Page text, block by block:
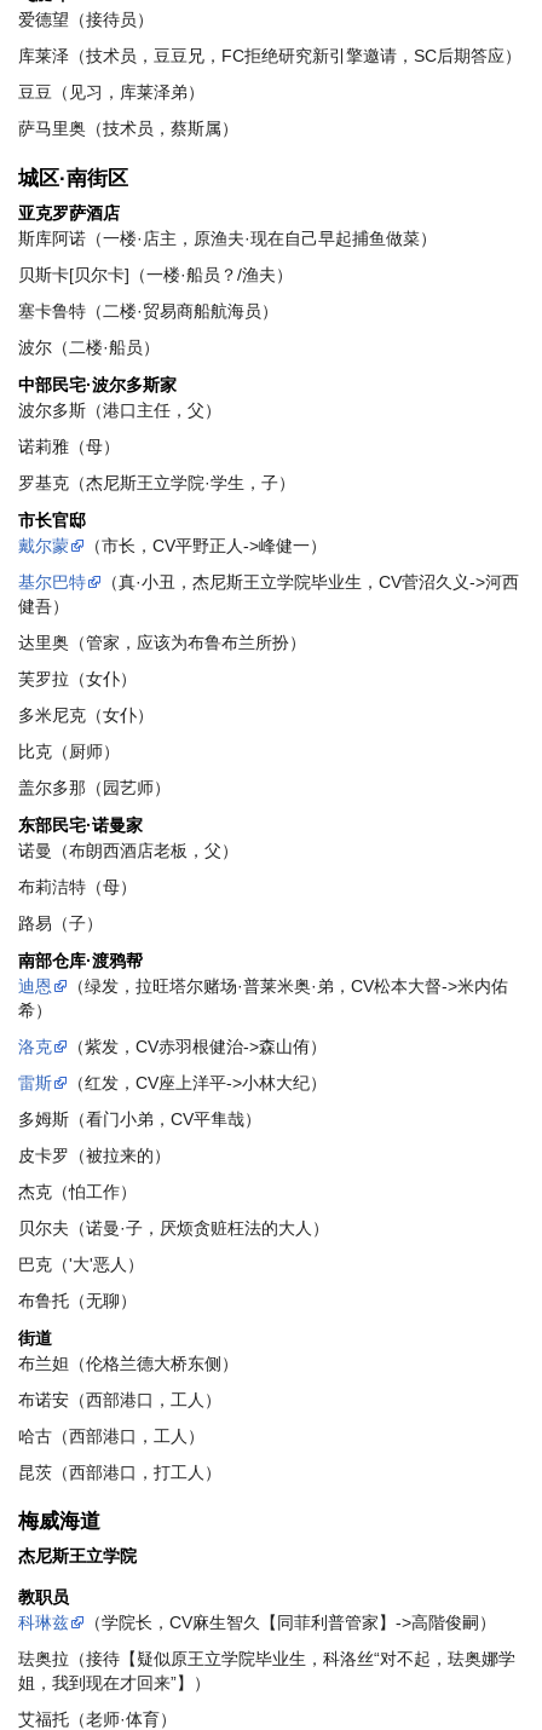
爱德望（接待员）
库莱泽（技术员，豆豆兄，FC拒绝研究新引擎邀请，SC后期答应）
豆豆（见习，库莱泽弟）
萨马里奥（技术员，蔡斯属）
城区·南街区
亚克罗萨酒店
斯库阿诺（一楼·店主，原渔夫·现在自己早起捕鱼做菜）
贝斯卡[贝尔卡]（一楼·船员？/渔夫）
塞卡鲁特（二楼·贸易商船航海员）
波尔（二楼·船员）
中部民宅·波尔多斯家
波尔多斯（港口主任，父）
诺莉雅（母）
罗基克（杰尼斯王立学院·学生，子）
市长官邸
戴尔蒙
（市长，CV平野正人->峰健一）
基尔巴特
（真·小丑，杰尼斯王立学院毕业生，CV菅沼久义->河西
健吾）
达里奥（管家，应该为布鲁布兰所扮）
芙罗拉（女仆）
多米尼克（女仆）
比克（厨师）
盖尔多那（园艺师）
东部民宅·诺曼家
诺曼（布朗西酒店老板，父）
布莉洁特（母）
路易（子）
南部仓库·渡鸦帮
迪恩
（绿发，拉旺塔尔赌场·普莱米奥·弟，CV松本大督->米内佑
希）
洛克
（紫发，CV赤羽根健治->森山侑）
雷斯
（红发，CV座上洋平->小林大纪）
多姆斯（看门小弟，CV平隼哉）
皮卡罗（被拉来的）
杰克（怕工作）
贝尔夫（诺曼·子，厌烦贪赃枉法的大人）
巴克（'大'恶人）
布鲁托（无聊）
街道
布兰妲（伦格兰德大桥东侧）
布诺安（西部港口，工人）
哈古（西部港口，工人）
昆茨（西部港口，打工人）
梅威海道
杰尼斯王立学院
教职员
科琳兹
（学院长，CV麻生智久【同菲利普管家】->高階俊嗣）
珐奥拉（接待【疑似原王立学院毕业生，科洛丝“对不起，珐奥娜学
姐，我到现在才回来”】）
艾福托（老师·体育）